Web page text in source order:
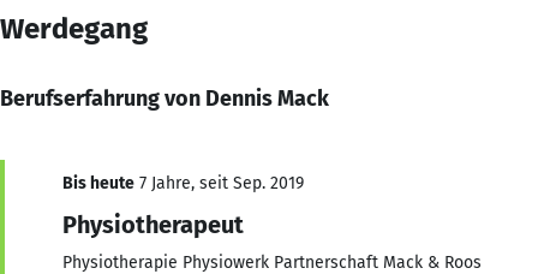
Werdegang
Berufserfahrung von Dennis Mack
Bis heute 7 Jahre, seit Sep. 2019
Physiotherapeut
Physiotherapie Physiowerk Partnerschaft Mack & Roos